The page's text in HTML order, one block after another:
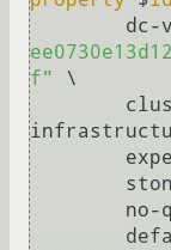
f"
\